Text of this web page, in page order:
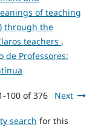
of teaching
through the
teachers ,
de Professores:
100 of 376 Next
search for this